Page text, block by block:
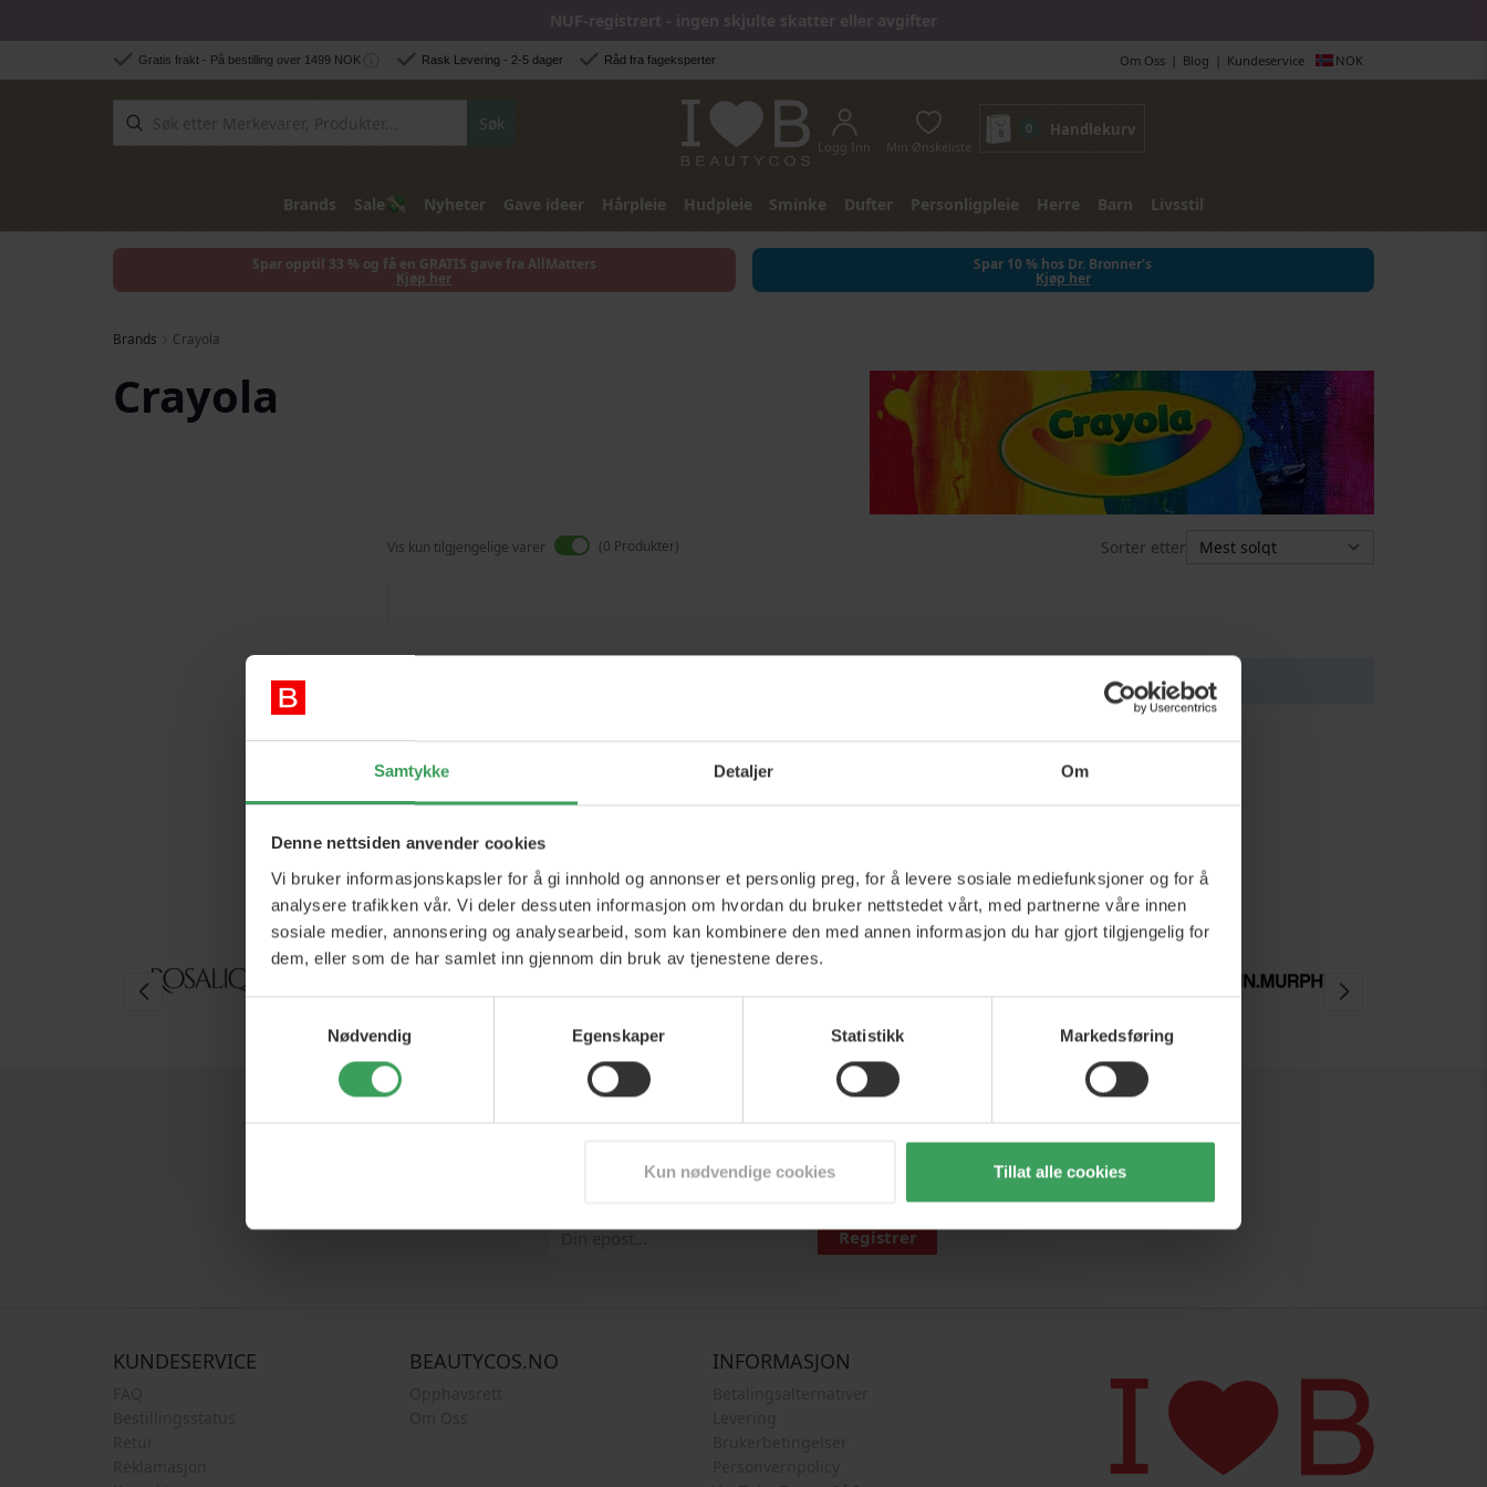
Samtykke Detaljer Om
Denne nettsiden anvender cookies
Vi bruker informasjonskapsler for å gi innhold og annonser et personlig preg, for å levere sosiale mediefunksjoner og for å
analysere trafikken vår. Vi deler dessuten informasjon om hvordan du bruker nettstedet vårt, med partnerne våre innen
sosiale medier, annonsering og analysearbeid, som kan kombinere den med annen informasjon du har gjort tilgjengelig for
dem, eller som de har samlet inn gjennom din bruk av tjenestene deres.
Nødvendig
Egenskaper Statistikk Markedsføring
Kun nødvendige cookies Tillat alle cookies
NUF-registrert - ingen skjulte skatter eller avgifter
Hopp til innhold
Gratis frakt - På bestilling over 1499 NOK Rask Levering - 2-5 dager Råd fra fageksperter NOK
Om Oss Blog Kundeservice
Søk
Logg Inn Min Ønskeliste
0 Handlekurv
Brands Sale💸 Nyheter Gave ideer Hårpleie Hudpleie Sminke Dufter Personligpleie Herre Barn Livsstil
Spar opptil 33 % og få en GRATIS gave fra AllMatters
Kjøp her
Spar 10 % hos Dr. Bronner's
Kjøp her
Brands Crayola
Crayola
Vis kun tilgjengelige varer 0 Produkter Sorter etter
Aldri savner de beste tilbudene
Registrer deg for vårt nyhetsbrev, og vær den første til å få skarpe tilbud, nyheter og inspirasjon
Registrer
KUNDESERVICE BEAUTYCOS.NO INFORMASJON